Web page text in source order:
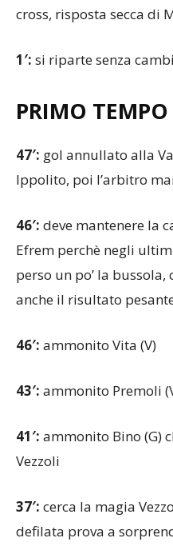
cross, risposta secca di
1′: si riparte senza cambi
PRIMO TEMPO
47′: gol annullato alla
Ippolito, poi l’arbitro
46′: deve mantenere la
Efrem perchè negli
perso un po’ la
anche il risultato
46′: ammonito Vita (V)
43′: ammonito Premoli
41′: ammonito Bino (G)
Vezzoli
37′: cerca la magia
defilata prova a